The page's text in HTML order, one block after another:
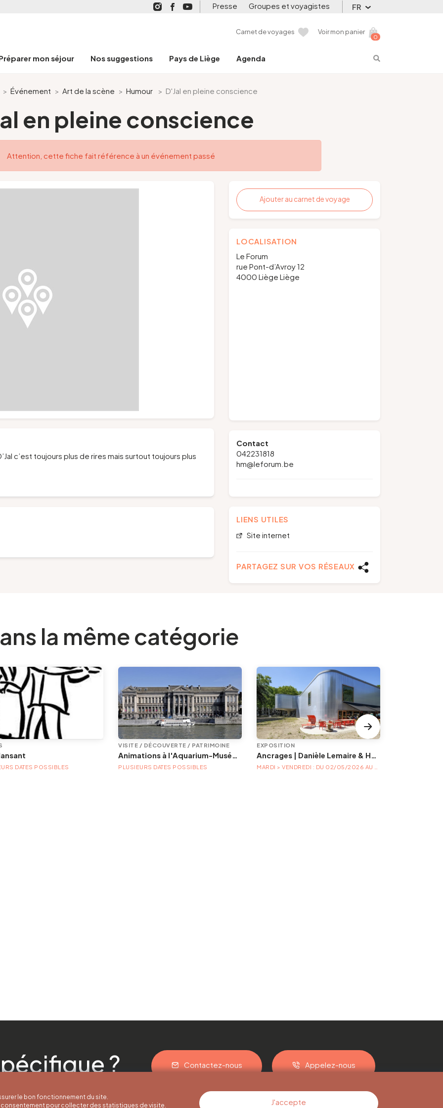
Presse Groupes et voyagistes FR
Carnet de voyages
0
Voir mon panier
mon séjour Nos suggestions Pays de Liège Agenda
> Événement > Art de la scène > Humour > D'Jal en pleine conscience
en pleine conscience
Attention, cette fiche fait référence à un événement passé
c’est toujours plus de rires mais surtout toujours plus
Ajouter au carnet de voyage
LOCALISATION
Le Forum
rue Pont-d’Avroy 12
4000 Liège Liège
Contact
042231818
hm@leforum.be
LIENS UTILES
Site internet
PARTAGEZ SUR VOS RÉSEAUX
la même catégorie
DATES POSSIBLES
VISITE / DÉCOUVERTE / PATRIMOINE
Animations à l'Aquarium-Muséum
PLUSIEURS DATES POSSIBLES
EXPOSITION
Ancrages | Danièle Lemaire & Hélène Locoge au Trinkhall museum
? Contactez-nous Appelez-nous
le bon fonctionnement du site.
pour collecter des statistiques de visite.
J'accepte